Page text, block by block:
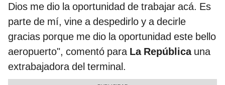
Dios me dio la oportunidad de trabajar acá. Es
parte de mí, vine a despedirlo y a decirle
gracias porque me dio la oportunidad este bello
aeropuerto", comentó paraLa República una
extrabajadora del terminal.